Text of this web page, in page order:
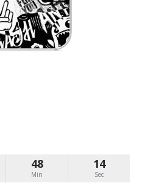
48
Min
14
Sec